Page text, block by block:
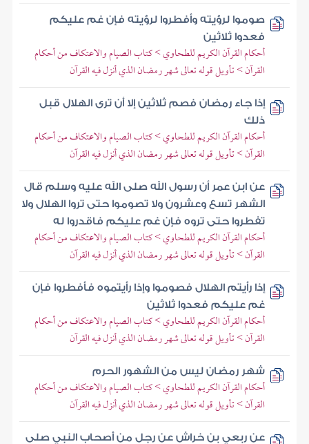
صوموا لرؤيته وأفطروا لرؤيته فإن غم عليكم
فعدوا ثلاثين
أحكام القرآن الكريم للطحاوي > كتاب الصيام والاعتكاف من أحكام
القرآن > تأويل قوله تعالى شهر رمضان الذي أنزل فيه القرآن
إذا جاء رمضان فصم ثلاثين إلا أن ترى الهلال قبل
ذلك
أحكام القرآن الكريم للطحاوي > كتاب الصيام والاعتكاف من أحكام
القرآن > تأويل قوله تعالى شهر رمضان الذي أنزل فيه القرآن
عن ابن عمر أن رسول الله صلى الله عليه وسلم قال
الشهر تسع وعشرون ولا تصوموا حتى تروا الهلال ولا
تفطروا حتى تروه فإن غم عليكم فاقدروا له
أحكام القرآن الكريم للطحاوي > كتاب الصيام والاعتكاف من أحكام
القرآن > تأويل قوله تعالى شهر رمضان الذي أنزل فيه القرآن
إذا رأيتم الهلال فصوموا وإذا رأيتموه فأفطروا فإن
غم عليكم فعدوا ثلاثين
أحكام القرآن الكريم للطحاوي > كتاب الصيام والاعتكاف من أحكام
القرآن > تأويل قوله تعالى شهر رمضان الذي أنزل فيه القرآن
شهر رمضان ليس من الشهور الحرم
أحكام القرآن الكريم للطحاوي > كتاب الصيام والاعتكاف من أحكام
القرآن > تأويل قوله تعالى شهر رمضان الذي أنزل فيه القرآن
عن ربعي بن خراش عن رجل من أصحاب النبي صلى